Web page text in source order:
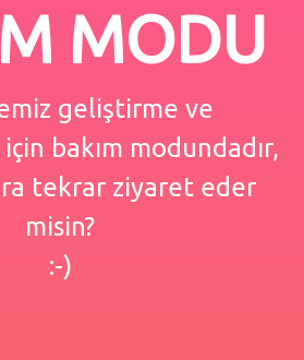
MODU
geliştirme ve
bakım modundadır,
tekrar ziyaret eder
misin?
:-)